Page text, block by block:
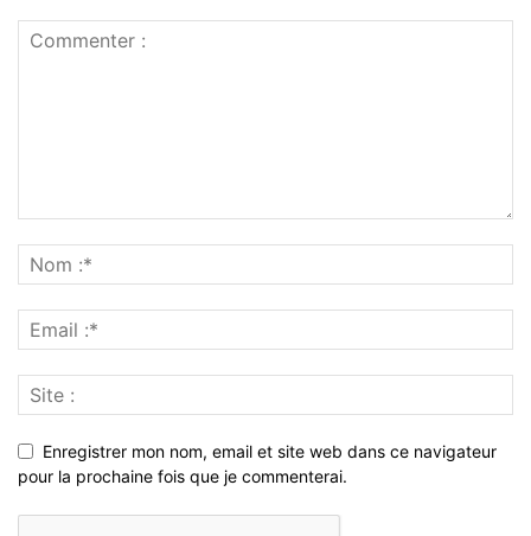
Enregistrer mon nom, email et site web dans ce navigateur
pour la prochaine fois que je commenterai.